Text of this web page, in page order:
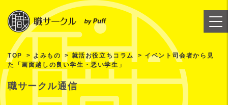
TOP よみもの 就活お役立ちコラム
イベント司会者から見
た「画面越しの良い学生・悪い学生」
職サークル通信